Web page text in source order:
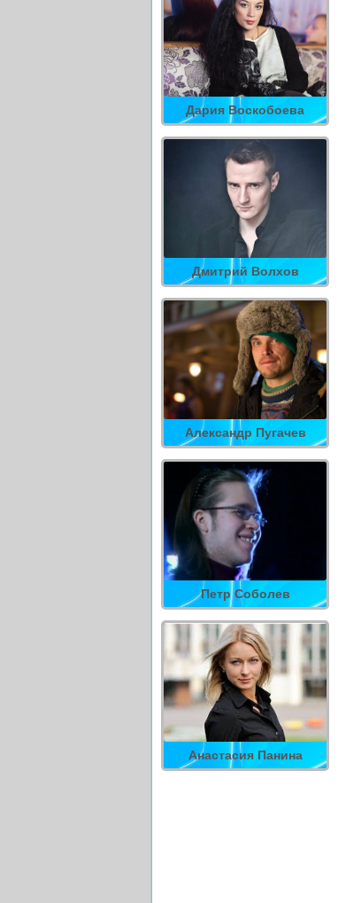
Дария Воскобоева
Дмитрий Волхов
Александр Пугачев
Петр Соболев
Анастасия Панина